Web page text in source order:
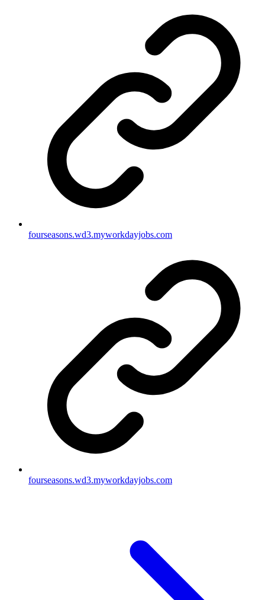
fourseasons.wd3.myworkdayjobs.com
fourseasons.wd3.myworkdayjobs.com